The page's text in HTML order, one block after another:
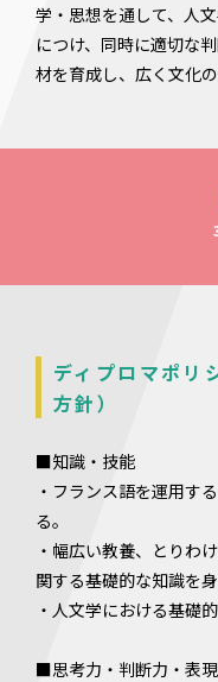
学・思想を通して、人
につけ、同時に適切な
材を育成し、広く文化
ディプロマポリ
方針）
■知識・技能
・フランス語を運用す
る。
・幅広い教養、とりわ
関する基礎的な知識を
・人文学における基礎
■思考力・判断力・表